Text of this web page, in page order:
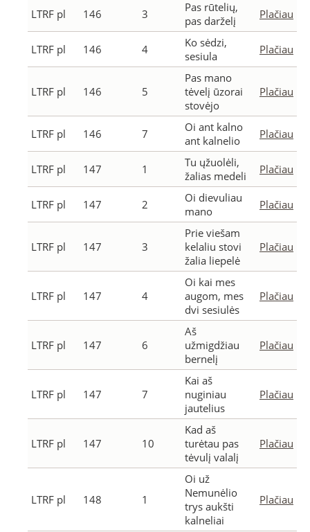
LTRF pl 146 3
Pas rūtelių,
pas darželį
Plačiau
LTRF pl 146 4
Ko sėdzi,
sesiula
Plačiau
LTRF pl 146 5
Pas mano
tėvelį ūzorai
stovėjo
Plačiau
LTRF pl 146 7
Oi ant kalno
ant kalnelio
Plačiau
LTRF pl 147 1
Tu ųžuolėli,
žalias medeli
Plačiau
LTRF pl 147 2
Oi dievuliau
mano
Plačiau
LTRF pl 147 3
Prie viešam
kelaliu stovi
žalia liepelė
Plačiau
LTRF pl 147 4
Oi kai mes
augom, mes
dvi sesiulės
Plačiau
LTRF pl 147 6
Aš
užmigdžiau
bernelį
Plačiau
LTRF pl 147 7
Kai aš
nuginiau
jautelius
Plačiau
LTRF pl 147 10
Kad aš
turėtau pas
tėvulį valalį
Plačiau
LTRF pl 148 1
Oi už
Nemunėlio
trys aukšti
kalneliai
Plačiau